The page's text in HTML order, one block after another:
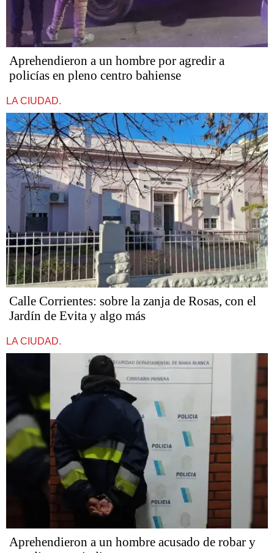
Aprehendieron a un hombre por agredir a
policías en pleno centro bahiense
LA CIUDAD.
Calle Corrientes: sobre la zanja de Rosas, con el
Jardín de Evita y algo más
LA CIUDAD.
Aprehendieron a un hombre acusado de robar y